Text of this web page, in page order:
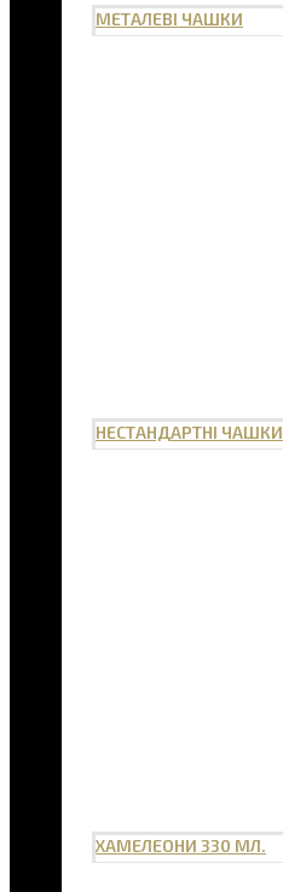
МЕТАЛЕВІ ЧАШКИ
НЕСТАНДАРТНІ ЧАШКИ
ХАМЕЛЕОНИ 330 МЛ.